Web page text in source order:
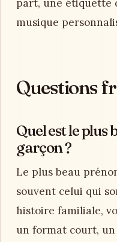
part, une étiquette
musique
Questions
Quel est le
garçon ?
Le plus beau
souvent celui qui
histoire familiale,
un format court,